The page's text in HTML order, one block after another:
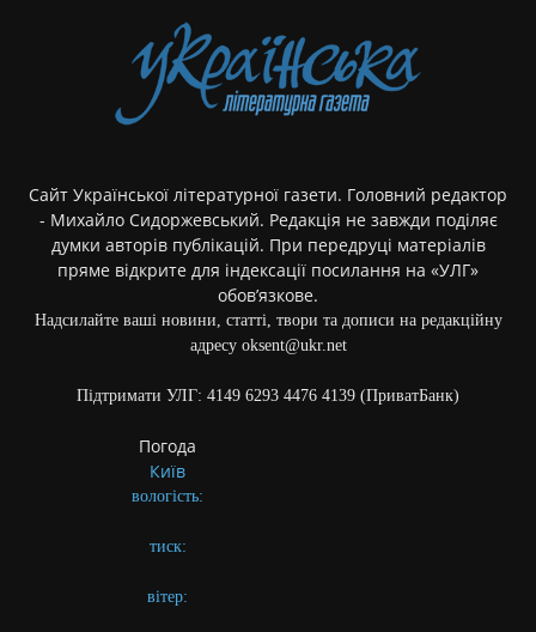
Сайт Української літературної газети. Головний редактор
- Михайло Сидоржевський. Редакція не завжди поділяє
думки авторів публікацій. При передруці матеріалів
пряме відкрите для індексації посилання на «УЛГ»
обов’язкове.
Надсилайте ваші новини, статті, твори та дописи на редакційну
адресу oksent@ukr.net
Підтримати УЛГ: 4149 6293 4476 4139 (ПриватБанк)
Погода
Київ
вологість:
тиск:
вітер: